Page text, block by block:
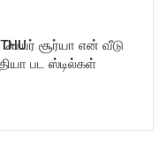
சூர்யா என் வீடு
பட ஸ்டில்கள்